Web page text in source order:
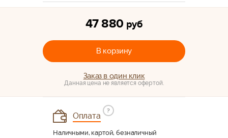
47 880 руб
В корзину
Заказ в один клик
Данная цена не является офертой.
Оплата
?
Наличными, картой, безналичный